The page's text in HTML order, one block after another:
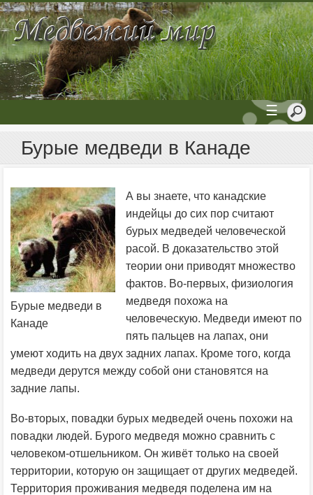
☰
Бурые медведи в Канаде
Бурые медведи в
Канаде
А вы знаете, что канадские
индейцы до сих пор считают
бурых медведей человеческой
расой. В доказательство этой
теории они приводят множество
фактов. Во-первых, физиология
медведя похожа на
человеческую. Медведи имеют по
пять пальцев на лапах, они
умеют ходить на двух задних лапах. Кроме того, когда
медведи дерутся между собой они становятся на
задние лапы.
Во-вторых, повадки бурых медведей очень похожи на
повадки людей. Бурого медведя можно сравнить с
человеком-отшельником. Он живёт только на своей
территории, которую он защищает от других медведей.
Территория проживания медведя поделена им на